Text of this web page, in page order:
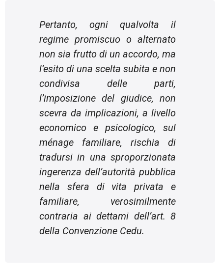
Pertanto, ogni qualvolta il
regime promiscuo o alternato
non sia frutto di un accordo, ma
l’esito di una scelta subita e non
condivisa delle parti,
l’imposizione del giudice, non
scevra da implicazioni, a livello
economico e psicologico, sul
ménage familiare, rischia di
tradursi in una sproporzionata
ingerenza dell’autorità pubblica
nella sfera di vita privata e
familiare, verosimilmente
contraria ai dettami dell’art. 8
della Convenzione Cedu.